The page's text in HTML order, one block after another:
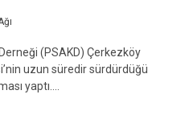
(PSAKD) Çerkezköy
uzun süredir sürdürdüğü
yaptı....